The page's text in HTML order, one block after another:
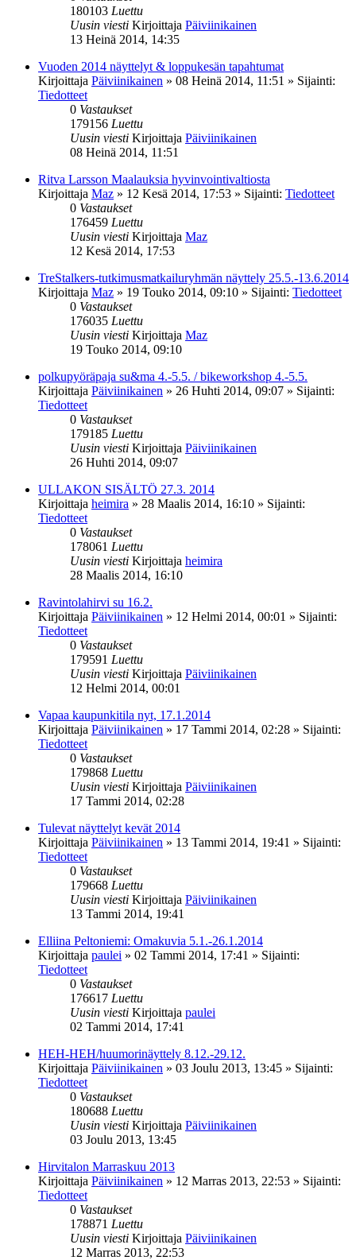
180103 Luettu
Uusin viesti Kirjoittaja Päiviinikainen
13 Heinä 2014, 14:35
Vuoden 2014 näyttelyt & loppukesän tapahtumat
Kirjoittaja Päiviinikainen » 08 Heinä 2014, 11:51 » Sijainti:
Tiedotteet
0 Vastaukset
179156 Luettu
Uusin viesti Kirjoittaja Päiviinikainen
08 Heinä 2014, 11:51
Ritva Larsson Maalauksia hyvinvointivaltiosta
Kirjoittaja Maz » 12 Kesä 2014, 17:53 » Sijainti: Tiedotteet
0 Vastaukset
176459 Luettu
Uusin viesti Kirjoittaja Maz
12 Kesä 2014, 17:53
TreStalkers-tutkimusmatkailuryhmän näyttely 25.5.-13.6.2014
Kirjoittaja Maz » 19 Touko 2014, 09:10 » Sijainti: Tiedotteet
0 Vastaukset
176035 Luettu
Uusin viesti Kirjoittaja Maz
19 Touko 2014, 09:10
polkupyöräpaja su&ma 4.-5.5. / bikeworkshop 4.-5.5.
Kirjoittaja Päiviinikainen » 26 Huhti 2014, 09:07 » Sijainti:
Tiedotteet
0 Vastaukset
179185 Luettu
Uusin viesti Kirjoittaja Päiviinikainen
26 Huhti 2014, 09:07
ULLAKON SISÄLTÖ 27.3. 2014
Kirjoittaja heimira » 28 Maalis 2014, 16:10 » Sijainti:
Tiedotteet
0 Vastaukset
178061 Luettu
Uusin viesti Kirjoittaja heimira
28 Maalis 2014, 16:10
Ravintolahirvi su 16.2.
Kirjoittaja Päiviinikainen » 12 Helmi 2014, 00:01 » Sijainti:
Tiedotteet
0 Vastaukset
179591 Luettu
Uusin viesti Kirjoittaja Päiviinikainen
12 Helmi 2014, 00:01
Vapaa kaupunkitila nyt, 17.1.2014
Kirjoittaja Päiviinikainen » 17 Tammi 2014, 02:28 » Sijainti:
Tiedotteet
0 Vastaukset
179868 Luettu
Uusin viesti Kirjoittaja Päiviinikainen
17 Tammi 2014, 02:28
Tulevat näyttelyt kevät 2014
Kirjoittaja Päiviinikainen » 13 Tammi 2014, 19:41 » Sijainti:
Tiedotteet
0 Vastaukset
179668 Luettu
Uusin viesti Kirjoittaja Päiviinikainen
13 Tammi 2014, 19:41
Elliina Peltoniemi: Omakuvia 5.1.-26.1.2014
Kirjoittaja paulei » 02 Tammi 2014, 17:41 » Sijainti:
Tiedotteet
0 Vastaukset
176617 Luettu
Uusin viesti Kirjoittaja paulei
02 Tammi 2014, 17:41
HEH-HEH/huumorinäyttely 8.12.-29.12.
Kirjoittaja Päiviinikainen » 03 Joulu 2013, 13:45 » Sijainti:
Tiedotteet
0 Vastaukset
180688 Luettu
Uusin viesti Kirjoittaja Päiviinikainen
03 Joulu 2013, 13:45
Hirvitalon Marraskuu 2013
Kirjoittaja Päiviinikainen » 12 Marras 2013, 22:53 » Sijainti:
Tiedotteet
0 Vastaukset
178871 Luettu
Uusin viesti Kirjoittaja Päiviinikainen
12 Marras 2013, 22:53